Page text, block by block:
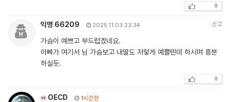
0
익명 66209 2025.11.03 23:34 신고
가슴이 예쁘고 부드럽겠네요.
아빠가 여기서 님 가슴보고 내딸도 저렇게 예쁠텐데 하시며 흥분
하실듯.
0
OECD 1시간전